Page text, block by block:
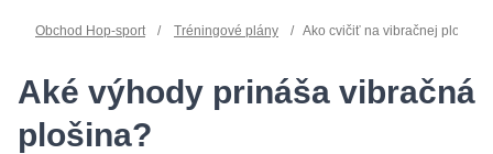
Obchod Hop-sport / Tréningové plány / Ako cvičiť na vibračnej plošine?
Aké výhody prináša vibračná
plošina?